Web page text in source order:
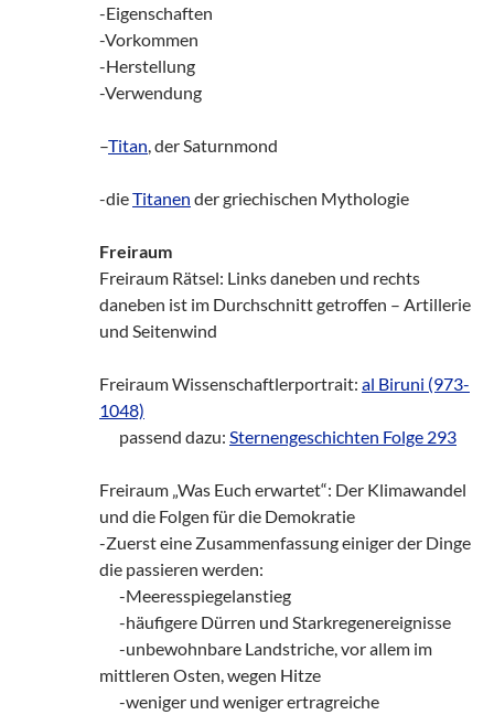
-Eigenschaften
-Vorkommen
-Herstellung
-Verwendung
–Titan, der Saturnmond
-dieTitanen der griechischen Mythologie
Freiraum
Freiraum Rätsel: Links daneben und rechts
daneben ist im Durchschnitt getroffen – Artillerie
und Seitenwind
Freiraum Wissenschaftlerportrait: al Biruni (973-
1048)
passend dazu: Sternengeschichten Folge 293
Freiraum „Was Euch erwartet“: Der Klimawandel
und die Folgen für die Demokratie
-Zuerst eine Zusammenfassung einiger der Dinge
die passieren werden:
-Meeresspiegelanstieg
-häufigere Dürren und Starkregenereignisse
-unbewohnbare Landstriche, vor allem im
mittleren Osten, wegen Hitze
-weniger und weniger ertragreiche